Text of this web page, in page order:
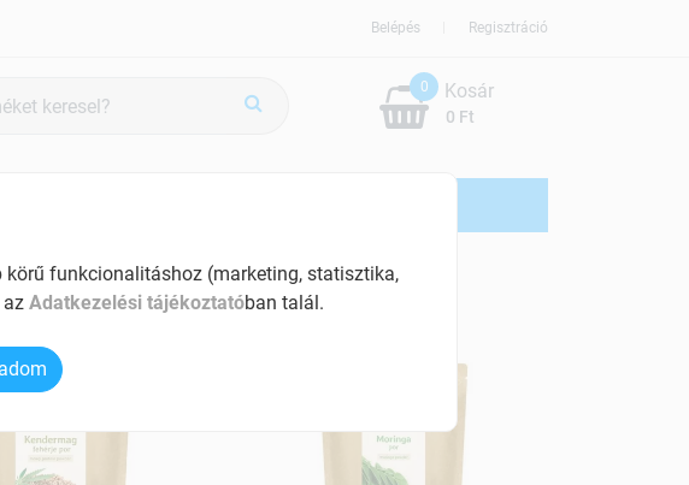
Regisztráció
Belépés
0
0 Ft
Kosár
körű funkcionalitáshoz (marketing, statisztika,
az Adatkezelési tájékoztatóban talál.